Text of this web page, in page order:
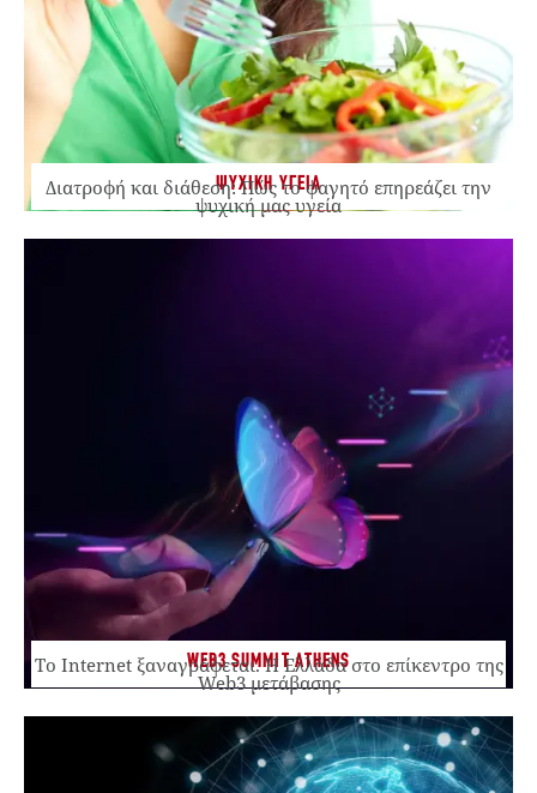
ΨΥΧΙΚΗ ΥΓΕΙΑ
Διατροφή και διάθεση: Πώς το φαγητό επηρεάζει την
ψυχική μας υγεία
WEB3 SUMMIT ATHENS
Το Internet ξαναγράφεται. Η Ελλάδα στο επίκεντρο της
Web3 μετάβασης